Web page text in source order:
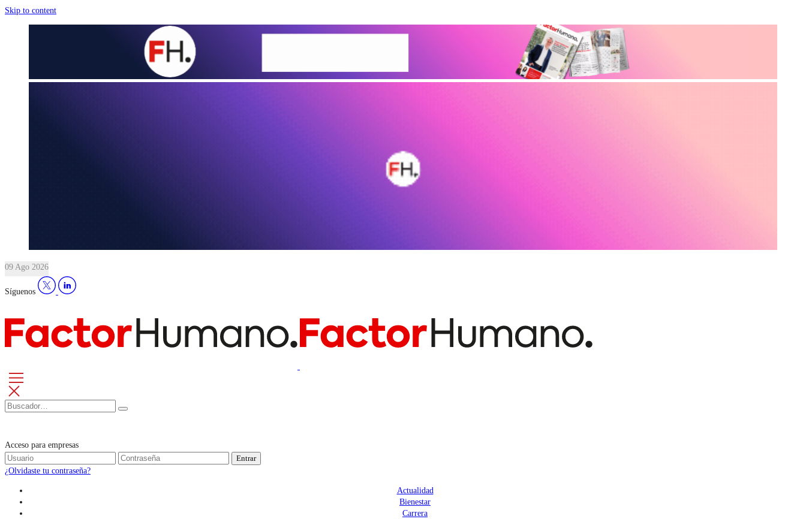
Skip to content
09 Ago 2026
Síguenos
Acceso para empresas
Entrar
¿Olvidaste tu contraseña?
Actualidad
Bienestar
Carrera